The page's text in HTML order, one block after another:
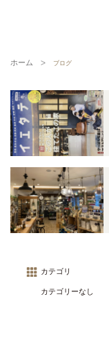
ホーム ブログ
カテゴリ
カテゴリーなし